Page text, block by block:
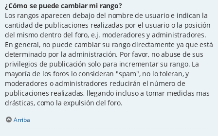
¿Cómo se puede cambiar mi rango?
Los rangos aparecen debajo del nombre de usuario e indican la
cantidad de publicaciones realizadas por el usuario o la posición
del mismo dentro del foro, e.j. moderadores y administradores.
En general, no puede cambiar su rango directamente ya que está
determinado por la administración. Por favor, no abuse de sus
privilegios de publicación solo para incrementar su rango. La
mayoría de los foros lo consideran "spam", no lo toleran, y
moderadores o administradores reducirán el número de
publicaciones realizadas, llegando incluso a tomar medidas mas
drásticas, como la expulsión del foro.
Arriba